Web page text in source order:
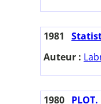
1981
Auteur :
1980